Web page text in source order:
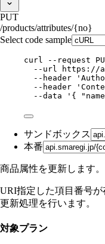
PUT
/products/attributes/{no}
Select code sample
curl --request
--url
https://
--header
'
--header
'
--data
' {
サンドボックス
本番
商品属性を更新します。
URI指定した項目番号
更新処理を行います。
対象プラン